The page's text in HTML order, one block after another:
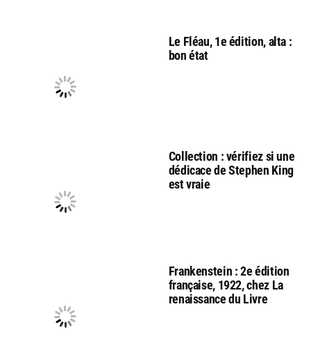
Le Fléau, 1e édition, alta :
bon état
Collection : vérifiez si une
dédicace de Stephen King
est vraie
Frankenstein : 2e édition
française, 1922, chez La
renaissance du Livre